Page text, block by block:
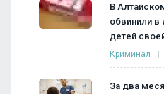
В
обвинили в
детей
Криминал
За два